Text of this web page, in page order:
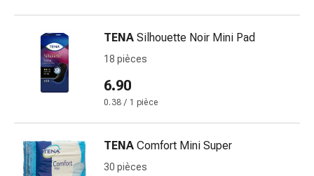
et
Circulation
Thérapie
cardiaque
circulatoires
Arrêt
TENA Silhouette Noir Mini Pad
18 pièces
6.90
0.38 / 1 pièce
TENA Comfort Mini Super
30 pièces